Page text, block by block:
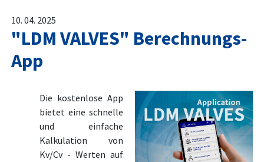
10. 04. 2025
"LDM VALVES" Berechnungs-
App
Die kostenlose App
bietet eine schnelle
und einfache
Kalkulation von
Kv/Cv - Werten auf